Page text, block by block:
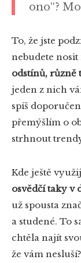
ono“?
To, že jste
nebudete
odstínů, různě
jeden z nich
spíš
přemýšlím o
strhnout
Kde ještě
osvědčí taky v
už spousta
a studené. To
chtěla najít
že vám